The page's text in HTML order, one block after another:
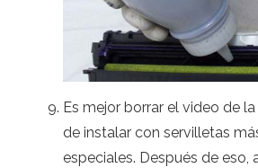
Es mejor borrar el video de
de instalar con servilletas
especiales. Después de eso,